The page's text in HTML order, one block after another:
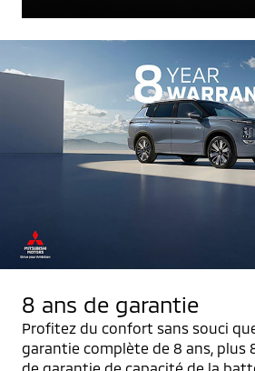
8 ans de garantie
Profitez du confort sans souci
garantie complète de 8 ans, plus